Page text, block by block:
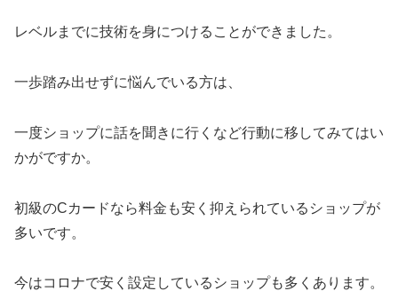
レベルまでに技術を身につけることができました。
一歩踏み出せずに悩んでいる方は、
一度ショップに話を聞きに行くなど行動に移してみてはい
かがですか。
初級のCカードなら料金も安く抑えられているショップが
多いです。
今はコロナで安く設定しているショップも多くあります。